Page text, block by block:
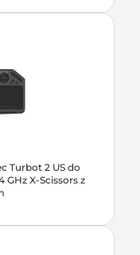
Turbot 2 US do
GHz X-Scissors z